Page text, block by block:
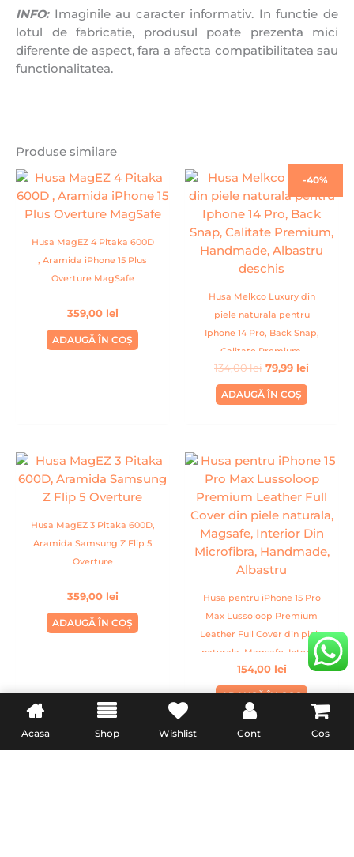
INFO:Imaginile au caracter informativ. In functie de
lotul de fabricatie, produsul poate prezenta mici
diferente de aspect, fara a afecta compatibilitatea sau
functionalitatea.
Produse similare
Husa MagEZ 4 Pitaka 600D
, Aramida iPhone 15 Plus
Overture MagSafe
359,00 lei
ADAUGĂ ÎN COȘ
-40%
Husa Melkco Luxury din
piele naturala pentru
Iphone 14 Pro, Back Snap,
Calitate Premium,
Handmade, Albastru
deschis
134,00lei
Prețul
a
fost:
134,00 lei.
79,99 lei
Prețul
este:
79,99 lei.
ADAUGĂ ÎN COȘ
Husa MagEZ 3 Pitaka 600D,
Aramida Samsung Z Flip 5
Overture
359,00 lei
ADAUGĂ ÎN COȘ
Husa pentru iPhone 15 Pro
Max Lussoloop Premium
Leather Full Cover din piele
naturala, Magsafe, Interior
Din Microfibra, Handmade,
Albastru
154,00 lei
ADAUGĂ ÎN COȘ
Acasa Shop Wishlist Cont Cos